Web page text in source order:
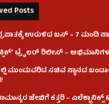
Posts
ಉರುಳಿದ ಬಸ್‌ – 7 ಮಂದಿ
ಟ್ರೈಲರ್ ರಿಲೀಸ್‌ –
ಮುಂದುವರಿದ ಸಚಿವ ಸ್ಥಾನದ
ಜೇಬಿಗೆ ಕತ್ತರಿ –